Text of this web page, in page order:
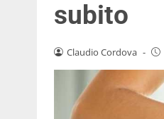
subito
Claudio Cordova -